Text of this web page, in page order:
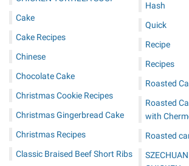
Cake
Cake Recipes
Chinese
Chocolate Cake
Christmas Cookie Recipes
Christmas Gingerbread Cake
Christmas Recipes
Classic Braised Beef Short Ribs
Hash
Quick
Recipe
Recipes
Roasted
Roasted
with
Roasted